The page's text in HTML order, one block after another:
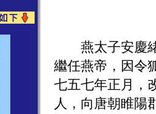
燕太子安慶緒
繼任燕帝，因令
七五七年正月，
人，向唐朝睢陽